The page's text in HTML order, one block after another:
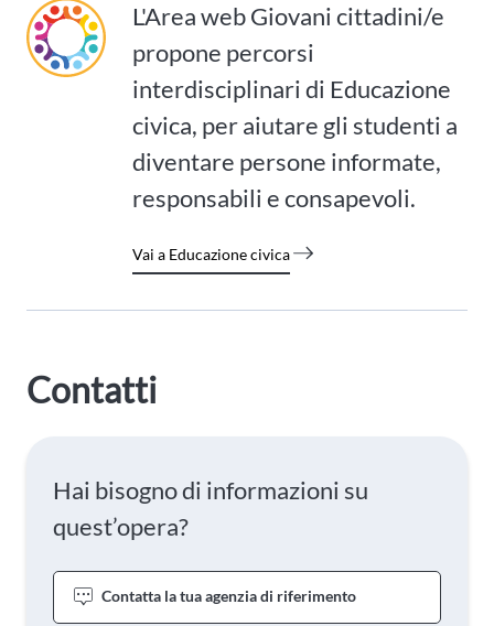
L'Area web Giovani cittadini/e
propone percorsi
interdisciplinari di Educazione
civica, per aiutare gli studenti a
diventare persone informate,
responsabili e consapevoli.
Vai a Educazione civica
Contatti
Hai bisogno di informazioni su
quest’opera?
Contatta la tua agenzia di riferimento